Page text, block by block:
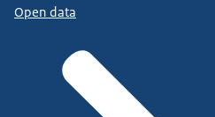
Open data